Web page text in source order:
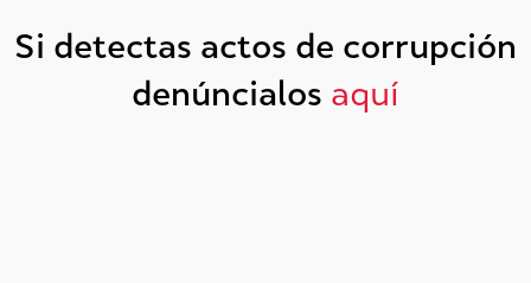
Si detectas actos de corrupción
denúncialos aquí